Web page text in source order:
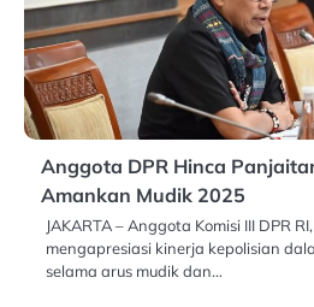
Anggota DPR Hinca
Amankan Mudik 2025
JAKARTA – Anggota Komisi III DPR
mengapresiasi kinerja kepolisian
selama arus mudik dan…